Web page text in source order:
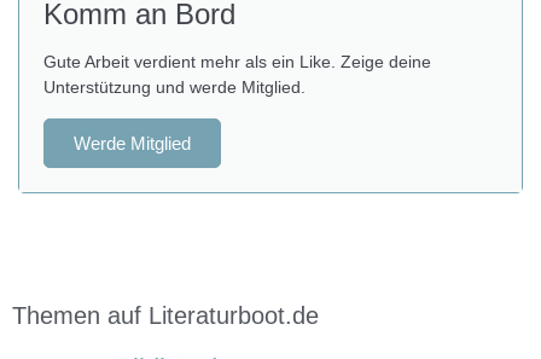
Komm an Bord
Gute Arbeit verdient mehr als ein Like. Zeige deine
Unterstützung und werde Mitglied.
Werde Mitglied
Themen auf Literaturboot.de